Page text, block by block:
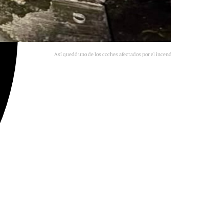
Así quedó uno de los coches afectados por el incendio en Manilva.